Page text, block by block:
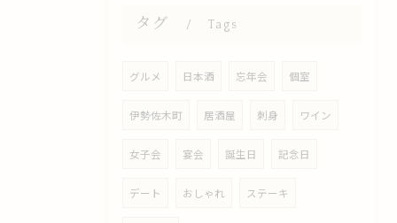
タグ Tags
グルメ 日本酒 忘年会 個室
伊勢佐木町 居酒屋 刺身 ワイン
女子会 宴会 誕生日 記念日
デート おしゃれ ステーキ